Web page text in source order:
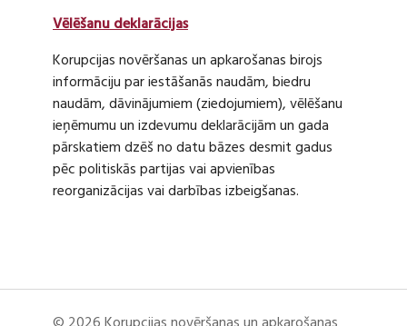
Vēlēšanu deklarācijas
Korupcijas novēršanas un apkarošanas birojs
informāciju par iestāšanās naudām, biedru
naudām, dāvinājumiem (ziedojumiem), vēlēšanu
ieņēmumu un izdevumu deklarācijām un gada
pārskatiem dzēš no datu bāzes desmit gadus
pēc politiskās partijas vai apvienības
reorganizācijas vai darbības izbeigšanas.